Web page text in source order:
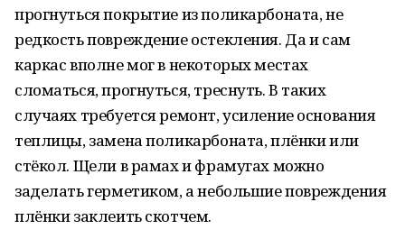
прогнуться покрытие из поликарбоната, не
редкость повреждение остекления. Да и сам
каркас вполне мог в некоторых местах
сломаться, прогнуться, треснуть. В таких
случаях требуется ремонт, усиление основания
теплицы, замена поликарбоната, плёнки или
стёкол. Щели в рамах и фрамугах можно
заделать герметиком, а небольшие повреждения
плёнки заклеить скотчем.